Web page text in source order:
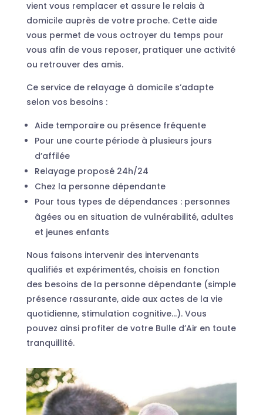
vient vous remplacer et assure le relais à
domicile auprès de votre proche. Cette aide
vous permet de vous octroyer du temps pour
vous afin de vous reposer, pratiquer une activité
ou retrouver des amis.
Ce service de relayage à domicile s’adapte
selon vos besoins :
Aide temporaire ou présence fréquente
Pour une courte période à plusieurs jours
d’affilée
Relayage proposé 24h/24
Chez la personne dépendante
Pour tous types de dépendances : personnes
âgées ou en situation de vulnérabilité, adultes
et jeunes enfants
Nous faisons intervenir des intervenants
qualifiés et expérimentés, choisis en fonction
des besoins de la personne dépendante (simple
présence rassurante, aide aux actes de la vie
quotidienne, stimulation cognitive…). Vous
pouvez ainsi profiter de votre Bulle d’Air en toute
tranquillité.